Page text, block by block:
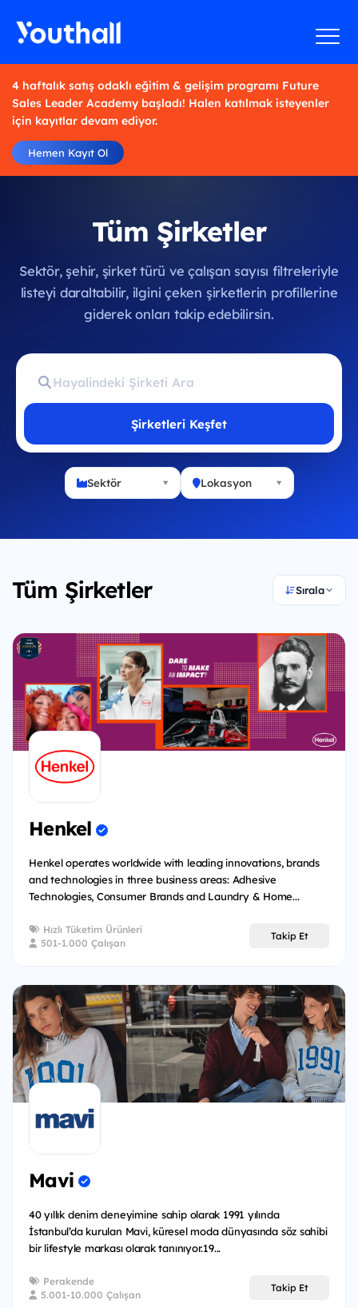
4 haftalık satış odaklı eğitim & gelişim programı Future
Sales Leader Academy başladı! Halen katılmak isteyenler
için kayıtlar devam ediyor.
Hemen Kayıt Ol
Tüm Şirketler
Sektör, şehir, şirket türü ve çalışan sayısı filtreleriyle
listeyi daraltabilir, ilgini çeken şirketlerin profillerine
giderek onları takip edebilirsin.
Şirketleri Keşfet
Sektör Lokasyon
Tüm Şirketler Sırala
Henkel
Henkel operates worldwide with leading innovations, brands
and technologies in three business areas: Adhesive
Technologies, Consumer Brands and Laundry & Home...
Hızlı Tüketim Ürünleri
501-1.000 Çalışan
Takip Et
Mavi
40 yıllık denim deneyimine sahip olarak 1991 yılında
İstanbul’da kurulan Mavi, küresel moda dünyasında söz sahibi
bir lifestyle markası olarak tanınıyor.19...
Perakende
5.001-10.000 Çalışan
Takip Et